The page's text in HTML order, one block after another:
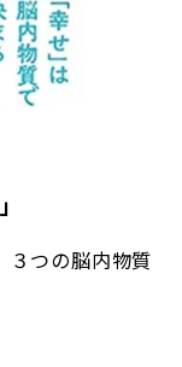
３つの脳内物質